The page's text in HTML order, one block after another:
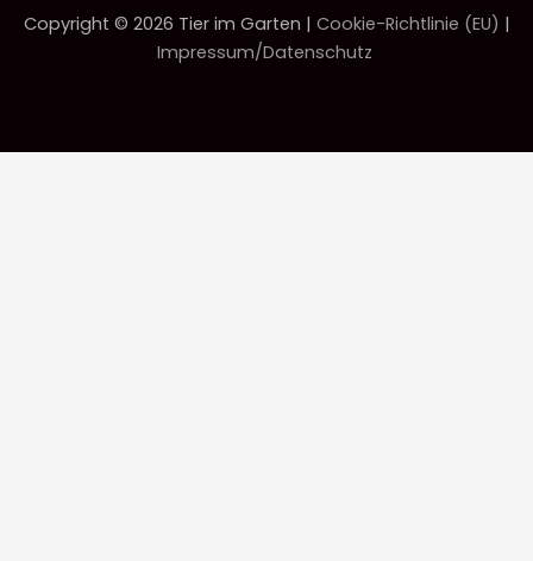
Copyright © 2026 Tier im Garten | Cookie-Richtlinie (EU) |
Impressum/Datenschutz